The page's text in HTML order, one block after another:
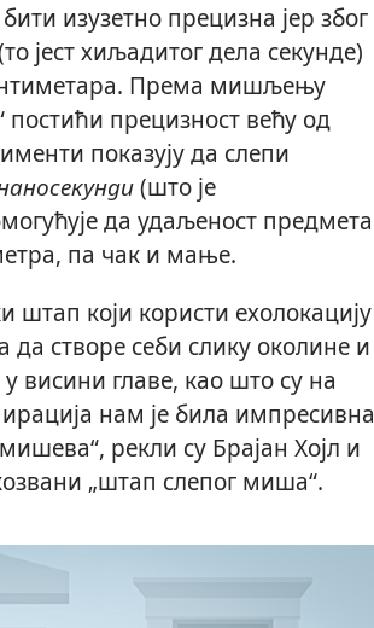
изузетно прецизна јер због
јест хиљадитог дела секунде)
Према мишљењу
постићи прецизност већу од
показују да слепи
(што је
да удаљеност предмета
па чак и мање.
који користи ехолокацију
створе себи слику околине и
висини главе, као што су на
нам је била импресивна
рекли су Брајан Хојл и
„штап слепог миша“.